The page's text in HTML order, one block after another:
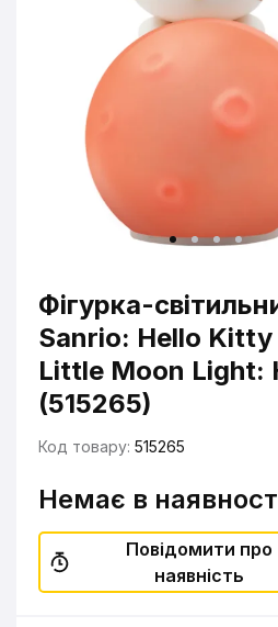
Фігурка-
Sanrio: Hello Kitty
Little Moon Light:
(515265)
Код товару: 515265
Немає в
Повідомити про
наявність